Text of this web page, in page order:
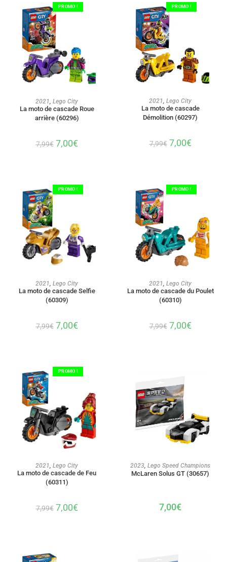
PROMO !
AJOUTER AU PANIER
2021 Lego City
La moto de cascade Roue
arrière (60296)
7,99€ 7,00€
PROMO !
AJOUTER AU PANIER
2021, Lego City
La moto de cascade
Démolition (60297)
7,99€ 7,00€
PROMO !
AJOUTER AU PANIER
2021, Lego City
La moto de cascade Selfie
(60309)
7,99€ 7,00€
PROMO !
AJOUTER AU PANIER
2021, Lego City
La moto de cascade du Poulet
(60310)
7,99€ 7,00€
PROMO !
AJOUTER AU PANIER
2021, Lego City
La moto de cascade de Feu
(60311)
7,99€ 7,00€
AJOUTER AU PANIER
2023, Lego Speed Champions
McLaren Solus GT (30657)
7,00€